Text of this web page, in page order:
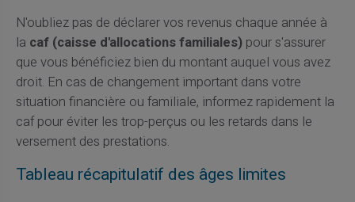
N'oubliez pas de déclarer vos revenus chaque année à
la caf (caisse d'allocations familiales)pour s'assurer
que vous bénéficiez bien du montant auquel vous avez
droit. En cas de changement important dans votre
situation financière ou familiale, informez rapidement la
caf pour éviter les trop-perçus ou les retards dans le
versement des prestations.
Tableau récapitulatif des âges limites